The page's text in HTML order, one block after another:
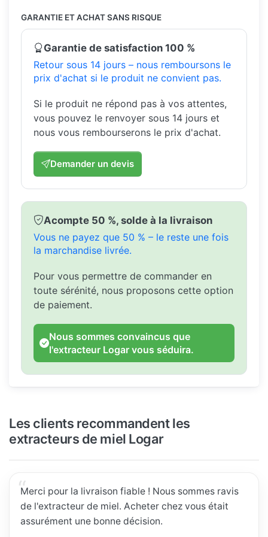
GARANTIE ET ACHAT SANS RISQUE
Garantie de satisfaction 100 %
Retour sous 14 jours – nous remboursons le
prix d'achat si le produit ne convient pas.
Si le produit ne répond pas à vos attentes,
vous pouvez le renvoyer sous 14 jours et
nous vous rembourserons le prix d'achat.
Demander un devis
Acompte 50 %, solde à la livraison
Vous ne payez que 50 % – le reste une fois
la marchandise livrée.
Pour vous permettre de commander en
toute sérénité, nous proposons cette option
de paiement.
Nous sommes convaincus que
l'extracteur Logar vous séduira.
Les clients recommandent les
extracteurs de miel Logar
Merci pour la livraison fiable ! Nous sommes ravis
de l'extracteur de miel. Acheter chez vous était
assurément une bonne décision.